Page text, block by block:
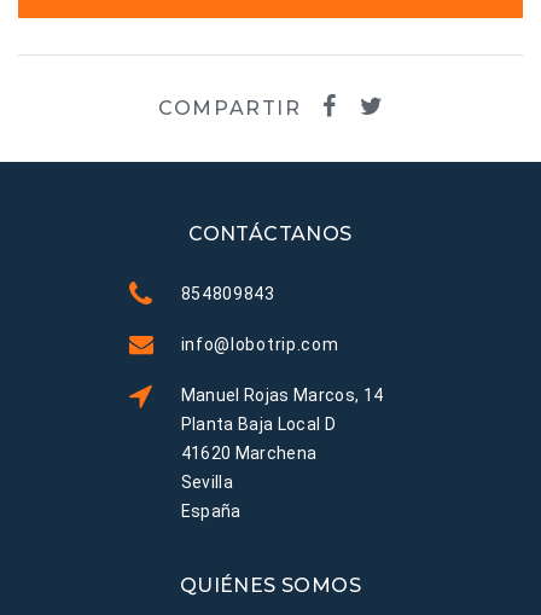
COMPARTIR
CONTÁCTANOS
854809843
info@lobotrip.com
Manuel Rojas Marcos, 14
Planta Baja Local D
41620 Marchena
Sevilla
España
QUIÉNES SOMOS